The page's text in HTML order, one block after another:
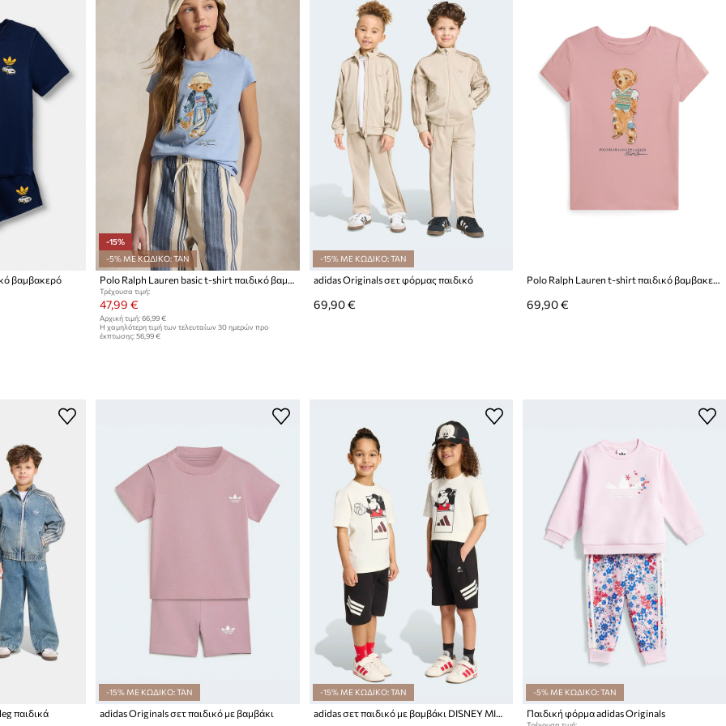
βαμβακερό
-15%
-5% ΜΕ ΚΩΔΙΚΟ: TAN
Τρέχουσα τιμή:
47,99 €
Αρχική τιμή: 66,99 €
Η χαμηλότερη τιμή των τελευταίων 30 ημερών προ
έκπτωσης: 56,99 €
-15% ΜΕ ΚΩΔΙΚΟ: TAN
adidas Originals σετ φόρμας παιδικό
69,90 €
Polo Ralph Lauren t-shirt παιδικό βαμβακερό
69,90 €
παιδικά
-15% ΜΕ ΚΩΔΙΚΟ: TAN
adidas Originals σετ παιδικό με βαμβάκι
-15% ΜΕ ΚΩΔΙΚΟ: TAN
adidas σετ παιδικό με βαμβάκι DISNEY MICKEY MOUSE
-5% ΜΕ ΚΩΔΙΚΟ: TAN
Παιδική φόρμα adidas Originals